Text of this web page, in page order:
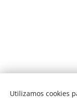
Utilizamos cookies